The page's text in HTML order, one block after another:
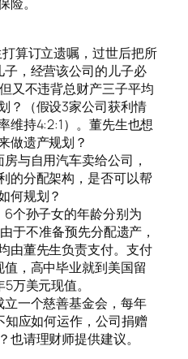
。
算订立遗嘱，过世后把所
，经营该公司的儿子必
又不违背总财产三子平均
？（假设3家公司获利情
维持4:2:1）。董先生也想
做遗产规划？
与自用汽车卖给公司，
的分配架构，是否可以帮
何规划？
个孙子女的年龄分别为
于不准备预先分配遗产，
由董先生负责支付。支付
，高中毕业就到美国留
万美元现值。
一个慈善基金会，每年
应如何运作，公司捐赠
请理财师提供建议。